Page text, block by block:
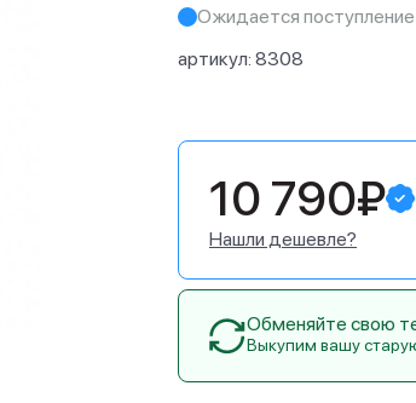
Ожидается поступление
артикул: 8308
10 790₽
Нашли дешевле?
Обменяйте свою
Выкупим вашу